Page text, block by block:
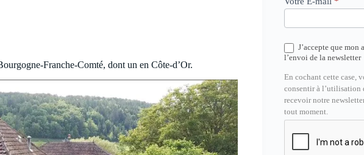
Franche-Comté, dont un en Côte-d’Or.
J’accepte que mon
l’envoi de la newsletter
En cochant cette case,
consentir à l’utilisation
recevoir notre
tout moment.